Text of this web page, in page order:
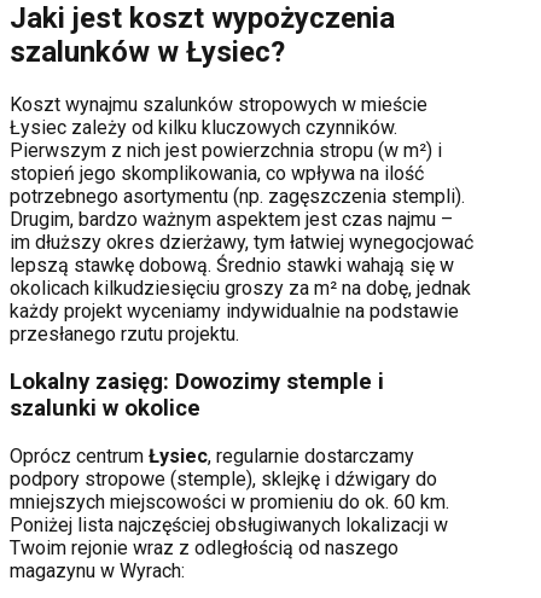
Jaki jest koszt wypożyczenia
szalunków w Łysiec?
Koszt wynajmu szalunków stropowych w mieście
Łysiec zależy od kilku kluczowych czynników.
Pierwszym z nich jest powierzchnia stropu (w m²) i
stopień jego skomplikowania, co wpływa na ilość
potrzebnego asortymentu (np. zagęszczenia stempli).
Drugim, bardzo ważnym aspektem jest czas najmu –
im dłuższy okres dzierżawy, tym łatwiej wynegocjować
lepszą stawkę dobową. Średnio stawki wahają się w
okolicach kilkudziesięciu groszy za m² na dobę, jednak
każdy projekt wyceniamy indywidualnie na podstawie
przesłanego rzutu projektu.
Lokalny zasięg: Dowozimy stemple i
szalunki w okolice
Oprócz centrum Łysiec, regularnie dostarczamy
podpory stropowe (stemple), sklejkę i dźwigary do
mniejszych miejscowości w promieniu do ok. 60 km.
Poniżej lista najczęściej obsługiwanych lokalizacji w
Twoim rejonie wraz z odległością od naszego
magazynu w Wyrach: